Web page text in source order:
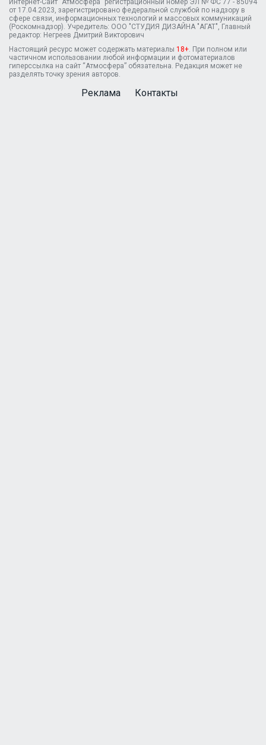
Интернет-Сайт "Атмосфера" регистрационный номер ЭЛ № ФС 77 - 85094
от 17.04.2023, зарегистрировано федеральной службой по надзору в
сфере связи, информационных технологий и массовых коммуникаций
(Роскомнадзор). Учредитель: ООО "СТУДИЯ ДИЗАЙНА "АГАТ", Главный
редактор: Негреев Дмитрий Викторович
Настоящий ресурс может содержать материалы 18+. При полном или
частичном использовании любой информации и фотоматериалов
гиперссылка на сайт “Атмосфера” обязательна. Редакция может не
разделять точку зрения авторов.
Реклама Контакты